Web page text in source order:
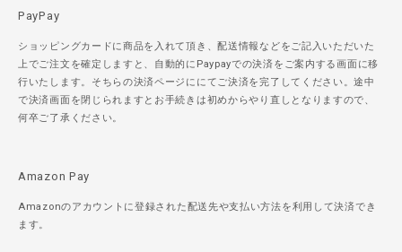
PayPay
ショッピングカードに商品を入れて頂き、配送情報などをご記入いただいた
上でご注文を確定しますと、自動的にPaypayでの決済をご案内する画面に移
行いたします。そちらの決済ページににてご決済を完了してください。途中
で決済画面を閉じられますとお手続きは初めからやり直しとなりますので、
何卒ご了承ください。
Amazon Pay
Amazonのアカウントに登録された配送先や支払い方法を利用して決済でき
ます。